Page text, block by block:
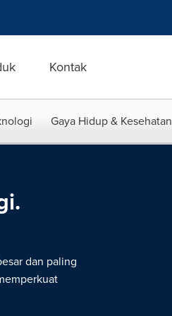
Kontak
Gaya Hidup & Kesehatan
dan paling